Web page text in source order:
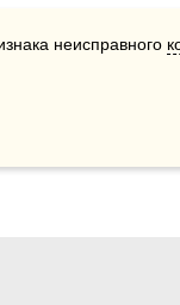
неисправного